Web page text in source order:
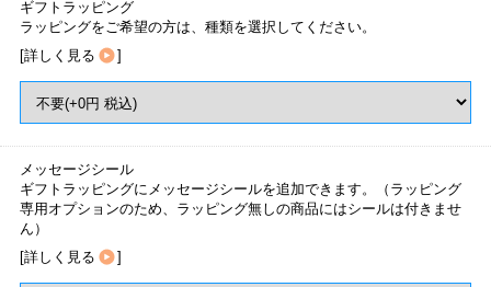
ギフトラッピング
ラッピングをご希望の方は、種類を選択してください。
[詳しく見る ]
メッセージシール
ギフトラッピングにメッセージシールを追加できます。（ラッピング
専用オプションのため、ラッピング無しの商品にはシールは付きませ
ん）
[詳しく見る ]